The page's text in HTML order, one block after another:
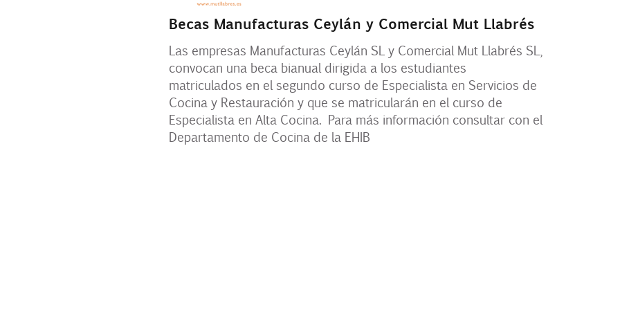
Becas Manufacturas Ceylán y Comercial Mut Llabrés
Las empresas Manufacturas Ceylán SL y Comercial Mut Llabrés SL,
convocan una beca bianual dirigida a los estudiantes
matriculados en el segundo curso de Especialista en Servicios de
Cocina y Restauración y que se matricularán en el curso de
Especialista en Alta Cocina. Para más información consultar con el
Departamento de Cocina de la EHIB